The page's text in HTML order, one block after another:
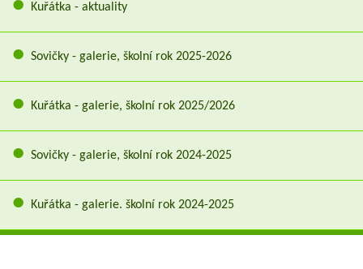
Kuřátka - aktuality
Sovičky - galerie, školní rok 2025-2026
Kuřátka - galerie, školní rok 2025/2026
Sovičky - galerie, školní rok 2024-2025
Kuřátka - galerie. školní rok 2024-2025